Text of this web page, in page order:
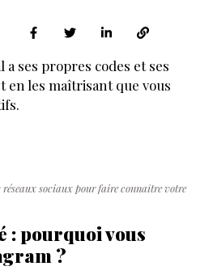
a ses propres codes et ses
en les maîtrisant que vous
réseaux sociaux pour faire connaître votre
: pourquoi vous
?